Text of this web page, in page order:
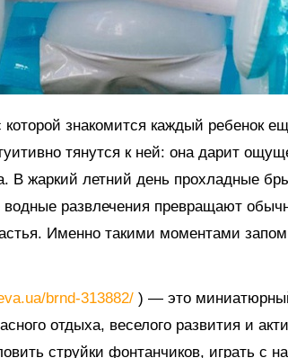
знакомится каждый ребенок
тянутся к ней: она дарит
В жаркий летний день прохладные
водные развлечения превращают
Именно такими моментами
brnd-313882/ ) — это
отдыха, веселого развития и
струйки фонтанчиков, играть с